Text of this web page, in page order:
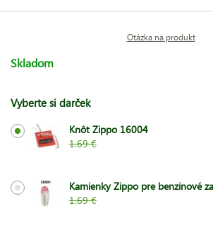
Otázka na produkt
Skladom
Vyberte si darček
Knôt Zippo 16004
1.69 €
Kamienky Zippo pre benzinové
1.69 €